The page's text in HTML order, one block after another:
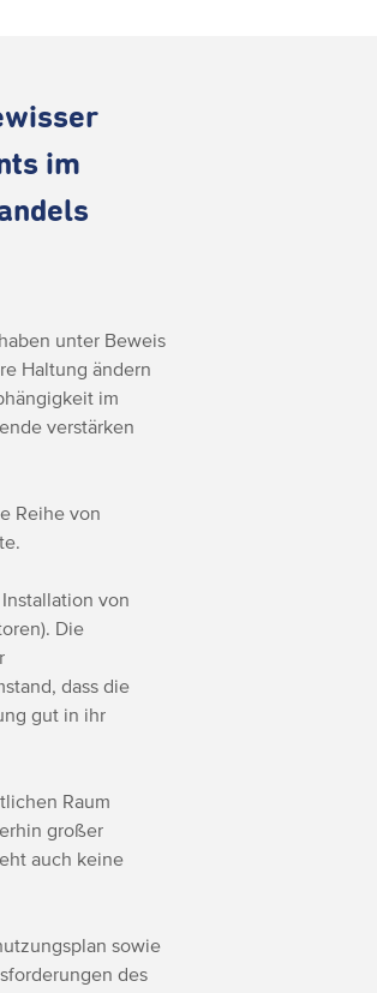
im
unter Beweis
Haltung ändern
im
verstärken
Reihe von
von
Die
dass die
gut in ihr
Raum
großer
auch keine
sowie
des